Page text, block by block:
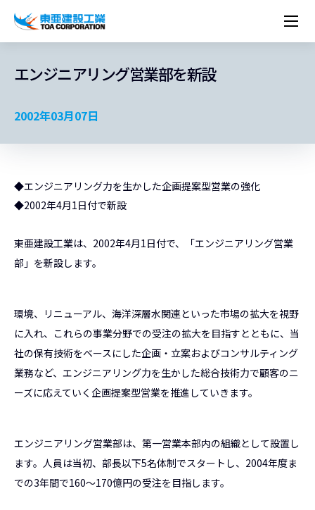
経営理念
労働安全衛生・環境・品質方針
プレスリリース
営業種目
ネットワーク
役員一覧
コーポレートメッセージ
東亜坊や
シンボルマーク「三羽の鶴」
東亜の歩み ～From 1908 to 2008～
株主・投資家情報
トップメッセージ
中期経営計画資料
最新IR資料
IRカレンダー
経営方針
IRライブラリー
IRサポート
ESGに関する外部評価
実績紹介
国内から探す
トップメッセージ
サステナビリティ経営
DX戦略
統合報告書
ESGデータ
環境行動規範
環境マネジメント
生物多様性
（自然関連の情報開示）
水資源
人権の尊重
人材育成
労働安全衛生
品質向上
サプライチェーン・マネジメント
パートナーシップ構築宣言
コーポレートガバナンス
コンプライアンス
情報セキュリティ
AI活用ポリシー
知的財産基本方針
社会貢献活動
ESGに関する外部評価
技術とサービス
所有船舶一覧
冷蔵倉庫の相談室
冷蔵倉庫をつくりたい
障がい者採用
コーポレートメッセージ
エンジニアリング営業部を新設
2002年03月07日
◆エンジニアリング力を生かした企画提案型営業の強化
◆2002年4月1日付で新設
東亜建設工業は、2002年4月1日付で、「エンジニアリング営業
部」を新設します。
環境、リニューアル、海洋深層水関連といった市場の拡大を視野
に入れ、これらの事業分野での受注の拡大を目指すとともに、当
社の保有技術をベースにした企画・立案およびコンサルティング
業務など、エンジニアリング力を生かした総合技術力で顧客のニ
ーズに応えていく企画提案型営業を推進していきます。
エンジニアリング営業部は、第一営業本部内の組織として設置し
ます。人員は当初、部長以下5名体制でスタートし、2004年度ま
での3年間で160～170億円の受注を目指します。